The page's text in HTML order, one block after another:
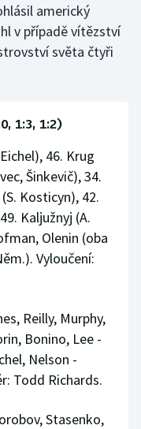
americký
v případě vítězství
světa čtyři
1:3, 1:2)
46. Krug
Šinkevič), 34.
Kosticyn), 42.
Kaljužnyj (A.
Olenin (oba
Vyloučení:
Reilly, Murphy,
Bonino, Lee -
Nelson -
Todd Richards.
Stasenko,